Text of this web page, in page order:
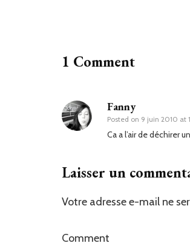
1 Comment
Fanny
Posted on 9 juin 2010 at
Ca a l’air de déchirer
Laisser un
Votre adresse e-mail ne
Comment